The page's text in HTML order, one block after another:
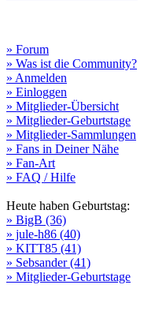
» Forum
» Was ist die Community?
» Anmelden
» Einloggen
» Mitglieder-Übersicht
» Mitglieder-Geburtstage
» Mitglieder-Sammlungen
» Fans in Deiner Nähe
» Fan-Art
» FAQ / Hilfe
Heute haben Geburtstag:
» BigB (36)
» jule-h86 (40)
» KITT85 (41)
» Sebsander (41)
» Mitglieder-Geburtstage